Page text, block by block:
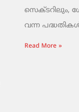
സെക്ടറിലും,
വന്ന പദ്ധതികൾ.
Read More »